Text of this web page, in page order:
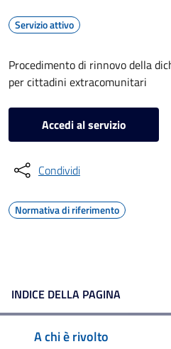
Servizio attivo
Procedimento di rinnovo della
per cittadini extracomunitari
Accedi al servizio
Condividi
Normativa di riferimento
INDICE DELLA PAGINA
A chi è rivolto